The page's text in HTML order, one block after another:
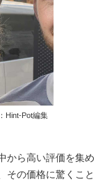
Hint-Pot編集
から高い評価を集め
その価格に驚くこと